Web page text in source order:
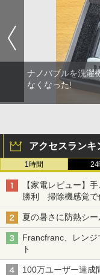
ナノバブルを洗濯
なくなった!
アクセスランキ
1時間 24
【家電レビュー】
勝利 掃除機感覚で
夏の暑さに防熱シ
Francfranc、レンジ
ト
100万ユーザー達成